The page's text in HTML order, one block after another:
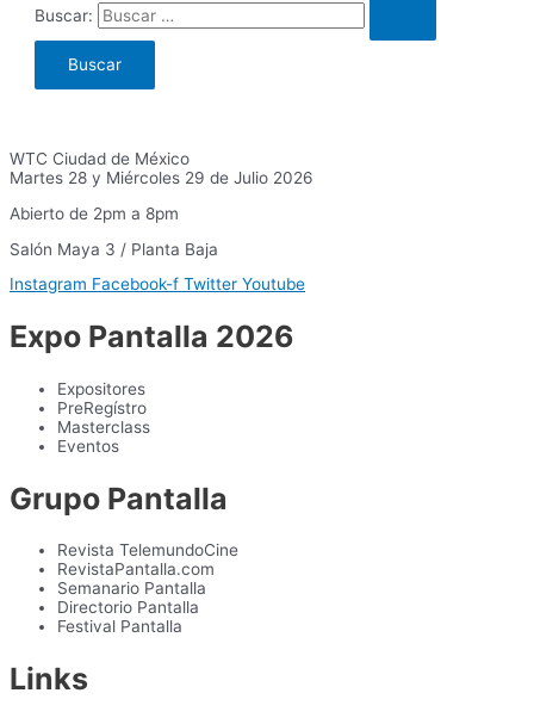
Buscar:
WTC Ciudad de México
Martes 28 y Miércoles 29 de Julio 2026
Abierto de 2pm a 8pm
Salón Maya 3 / Planta Baja
Instagram Facebook-f Twitter Youtube
Expo Pantalla 2026
Expositores
PreRegístro
Masterclass
Eventos
Grupo Pantalla
Revista TelemundoCine
RevistaPantalla.com
Semanario Pantalla
Directorio Pantalla
Festival Pantalla
Links